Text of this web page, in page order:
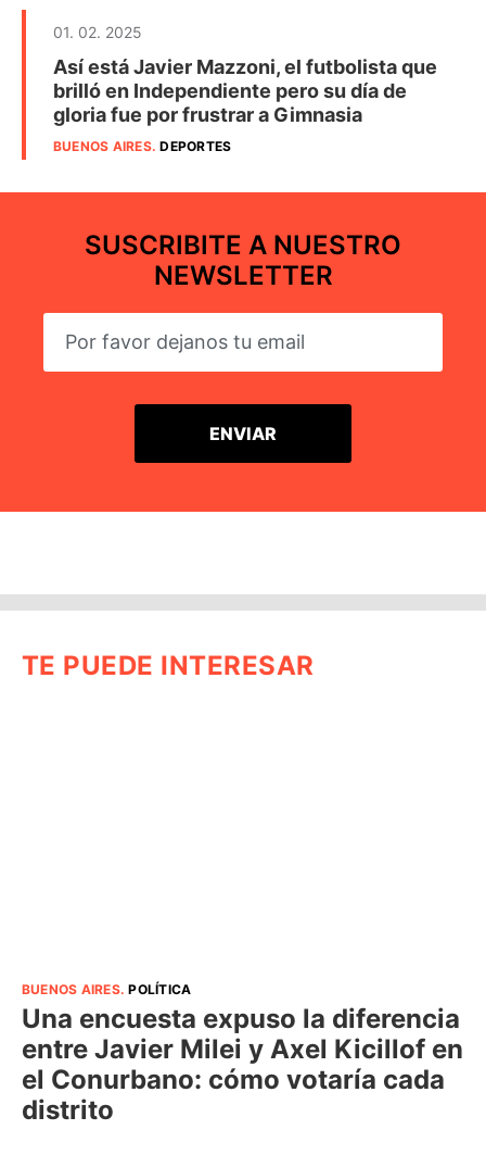
01. 02. 2025
Así está Javier Mazzoni, el futbolista que
brilló en Independiente pero su día de
gloria fue por frustrar a Gimnasia
BUENOS AIRES.DEPORTES
SUSCRIBITE A NUESTRO
NEWSLETTER
TE PUEDE INTERESAR
BUENOS AIRES.POLÍTICA
Una encuesta expuso la diferencia
entre Javier Milei y Axel Kicillof en
el Conurbano: cómo votaría cada
distrito